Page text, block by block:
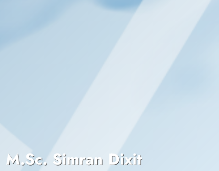
M.Sc. Simran Dixit